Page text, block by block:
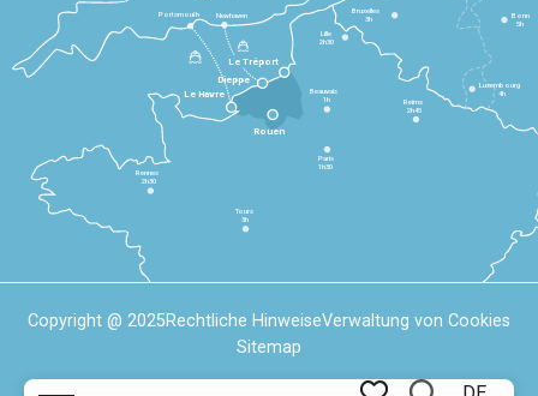
Le Havre
Dieppe
Le Tréport
Rennes
2h30
Tours
3h
Paris
1h30
Beauvais
1h
Reims
2h45
Lille
2h30
Bruxelles
3h
Newhaven
Portsmouth
Bonn
5h
Luxembourg
4h
Rouen
Copyright @ 2025Rechtliche HinweiseVerwaltung von Cookies
Sitemap